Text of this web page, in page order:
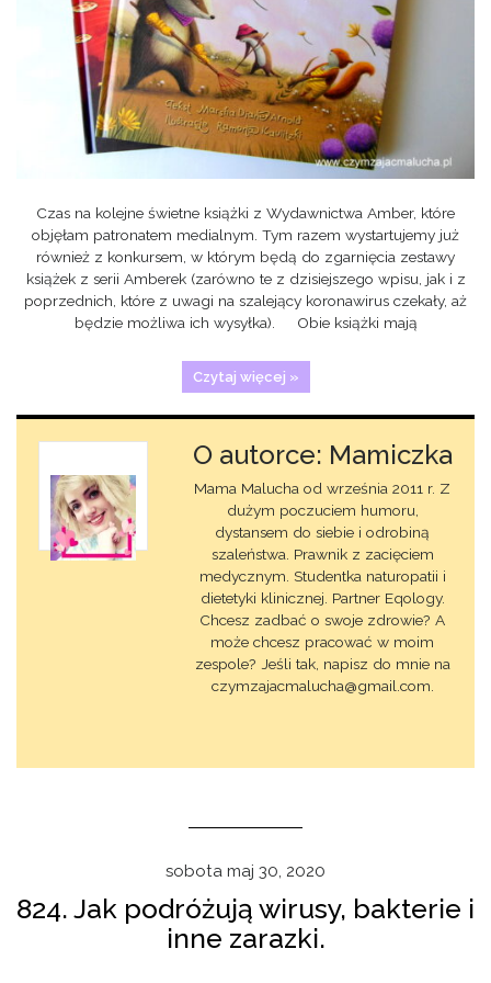
Czas na kolejne świetne książki z Wydawnictwa Amber, które
objęłam patronatem medialnym. Tym razem wystartujemy już
również z konkursem, w którym będą do zgarnięcia zestawy
książek z serii Amberek (zarówno te z dzisiejszego wpisu, jak i z
poprzednich, które z uwagi na szalejący koronawirus czekały, aż
będzie możliwa ich wysyłka). Obie książki mają
Czytaj więcej »
O autorce: Mamiczka
Mama Malucha od września 2011 r. Z
dużym poczuciem humoru,
dystansem do siebie i odrobiną
szaleństwa. Prawnik z zacięciem
medycznym. Studentka naturopatii i
dietetyki klinicznej. Partner Eqology.
Chcesz zadbać o swoje zdrowie? A
może chcesz pracować w moim
zespole? Jeśli tak, napisz do mnie na
czymzajacmalucha@gmail.com.
sobota maj 30, 2020
824. Jak podróżują wirusy, bakterie i
inne zarazki.